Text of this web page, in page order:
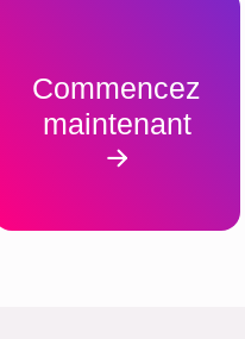
Commencez
maintenant